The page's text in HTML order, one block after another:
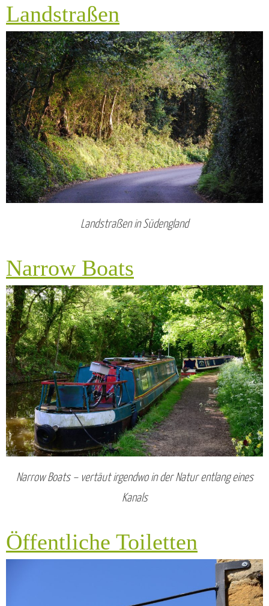
Landstraßen
Landstraßen in Südengland
Narrow Boats
Narrow Boats – vertäut irgendwo in der Natur entlang eines
Kanals
Öffentliche Toiletten